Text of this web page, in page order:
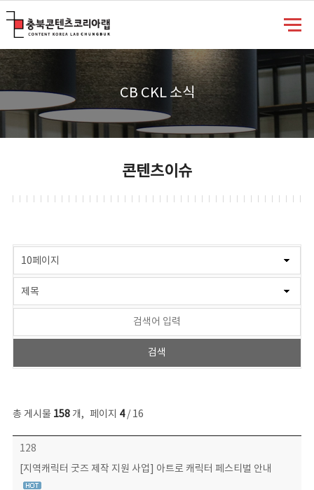
CB CKL 소식
콘텐츠이슈
총 게시물 158개, 페이지 4/ 16
콘텐츠이슈 목록 - 번호, 제목, 작성자, 파일, 조회수, 작성일 정보 제공
128
[지역캐릭터 굿즈 제작 지원 사업] 아트로 캐릭터 페스티벌 안내